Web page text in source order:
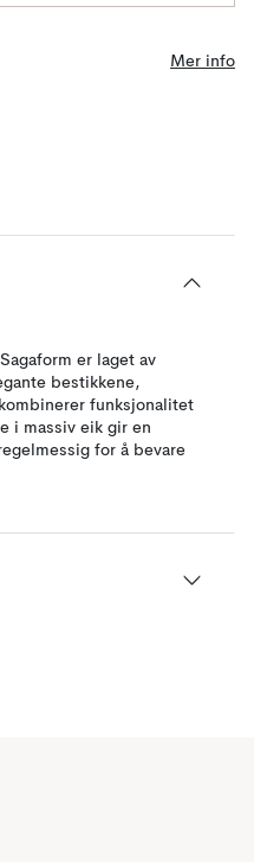
Mer info
er laget av
bestikkene,
funksjonalitet
i massiv eik gir en
for å bevare